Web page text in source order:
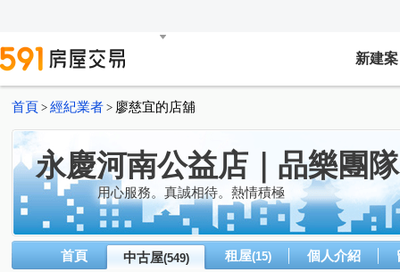
新建案
首頁 > 經紀業者 > 廖慈宜的店舖
永慶河南公益店｜品樂團隊
用心服務。真誠相待。熱情積極
首頁 中古屋(549) 租屋(15) 個人介紹